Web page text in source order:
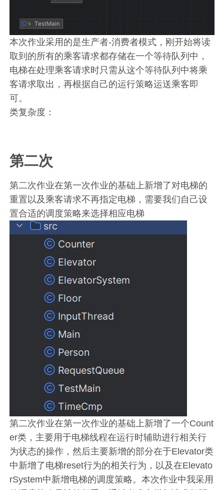
本次作业采用的是生产者-消费者模式，刚开始将读
取到的所有的乘客请求都存储在一个等待队列中，
电梯在处理乘客请求时只需从这个等待队列中将乘
客请求取出，再根据自己的运行策略运送乘客即
可。
类复杂度：
第二次
第二次作业在第一次作业的基础上新增了对电梯的
重置以及乘客请求不再指定电梯，需要我们自己设
置合适的调度策略来选择相应电梯
第二次作业在第一次作业的基础上新增了一个Count
er类，主要用于电梯线程在运行时辅助进行相关行
为状态的操作，然后主要新增的部分在于Elevator类
中新增了电梯reset行为的相关行为，以及在Elevato
rSystem中新增电梯的调度策略。本次作业中我采用